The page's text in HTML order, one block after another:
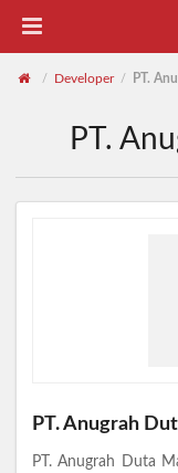
/ Developer / PT.
PT.
PT. Anugrah
PT. Anugrah Duta